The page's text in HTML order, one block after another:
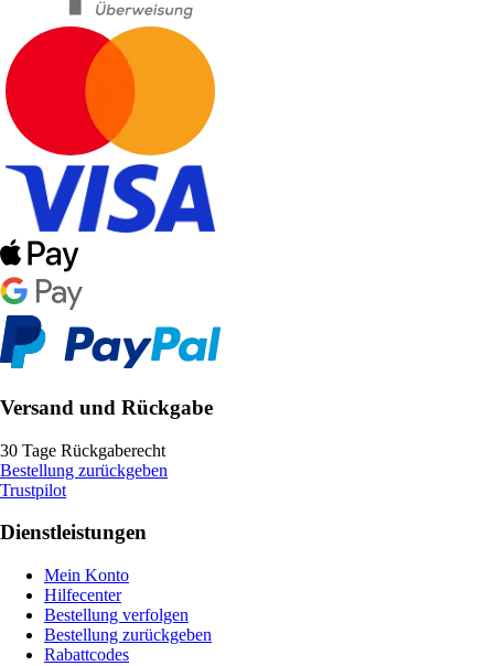
Versand und Rückgabe
30 Tage Rückgaberecht
Bestellung zurückgeben
Trustpilot
Dienstleistungen
Mein Konto
Hilfecenter
Bestellung verfolgen
Bestellung zurückgeben
Rabattcodes